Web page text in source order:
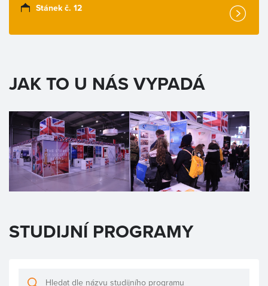
Stánek č. 12
JAK TO U NÁS VYPADÁ
STUDIJNÍ PROGRAMY